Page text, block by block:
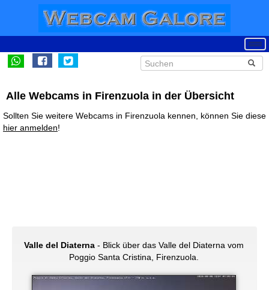
Alle Webcams in Firenzuola in der Übersicht
Sollten Sie weitere Webcams in Firenzuola kennen, können Sie diese
hier anmelden!
Valle del Diaterna- Blick über das Valle del Diaterna vom
Poggio Santa Cristina, Firenzuola.